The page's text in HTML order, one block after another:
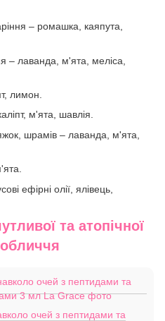
– ромашка, каяпута,
– лаванда, м'ята, меліса,
лимон.
м'ята, шавлія.
шрамів – лаванда, м'ята,
ефірні олії, ялівець,
та атопічної
очей з пептидами та